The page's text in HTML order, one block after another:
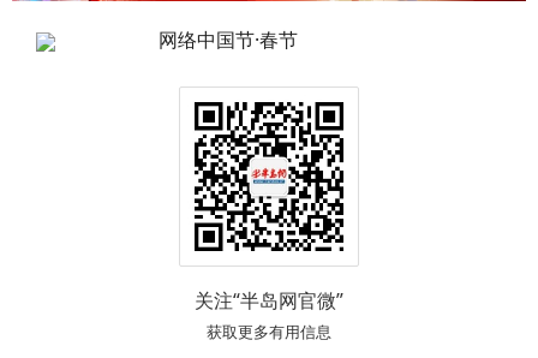
网络中国节·春节
关注“半岛网官微”
获取更多有用信息